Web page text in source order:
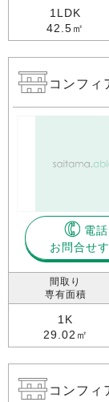
1LDK
42.5㎡
コンフ
電
お問合せ
間取り
専有面積
1K
29.02㎡
コンフ